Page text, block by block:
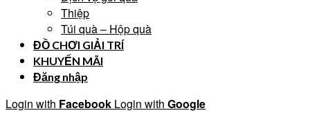
Thiệp
Túi quà – Hộp quà
ĐỒ CHƠI GIẢI TRÍ
KHUYẾN MÃI
Đăng nhập
Login with Facebook Login with Google